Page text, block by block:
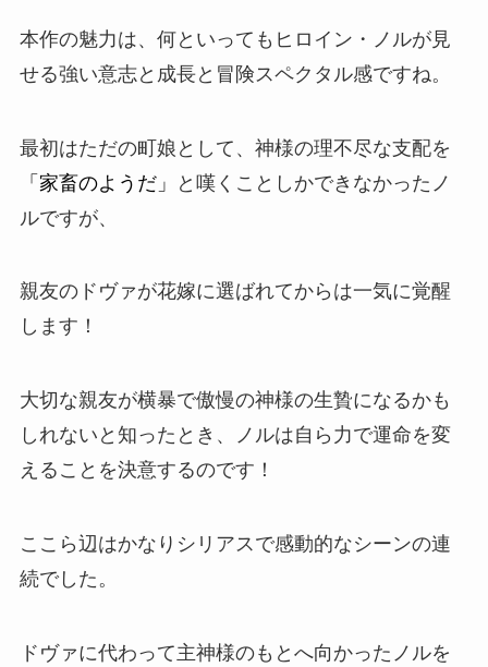
本作の魅力は、何といってもヒロイン・ ノルが見
せる強い意志と成長と冒険スペクタル感ですね。
最初はただの町娘として、神様の理不尽な支配を
「家畜のようだ」
と嘆くことしかできなかったノ
ルですが、
親友のドヴァが花嫁に選ばれてからは一気に覚醒
します！
大切な親友が横暴で傲慢の神様の生贄になるかも
しれないと知ったとき、ノルは自ら力で運命を変
えることを決意するのです！
ここら辺はかなりシリアスで感動的なシーンの連
続でした。
ドヴァに代わって主神様のもとへ向かったノルを